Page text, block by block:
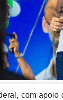
com apoio